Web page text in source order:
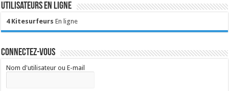
Utilisateurs en ligne
4 Kitesurfeurs En ligne
Connectez-vous
Nom d'utilisateur ou E-mail